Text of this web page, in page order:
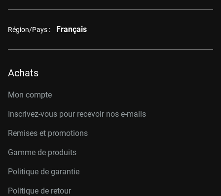
Région/Pays : Français
Achats
Mon compte
Inscrivez-vous pour recevoir nos e-mails
Remises et promotions
Gamme de produits
Politique de garantie
Politique de retour